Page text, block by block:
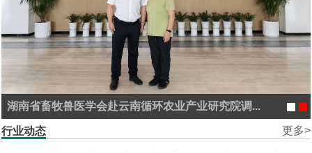
湖南省畜牧兽医学会赴云南循环农业产业研究院调...
更多>
行业动态